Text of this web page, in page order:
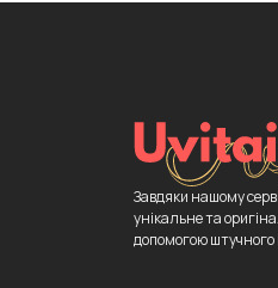
Завдяки нашому
унікальне та
допомогою штучного